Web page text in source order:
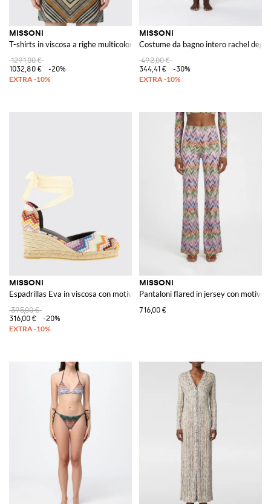
MISSONI
T-shirts in viscosa a righe multicolor
1291,00 €
1032,80 €
-20%
MISSONI
Costume da bagno intero rachel
492,00 €
344,41 €
-30%
MISSONI
Espadrillas Eva in viscosa con motivo a zig zag multicolor
395,00 €
316,00 €
-20%
MISSONI
Pantaloni flared in jersey con motivo
716,00 €